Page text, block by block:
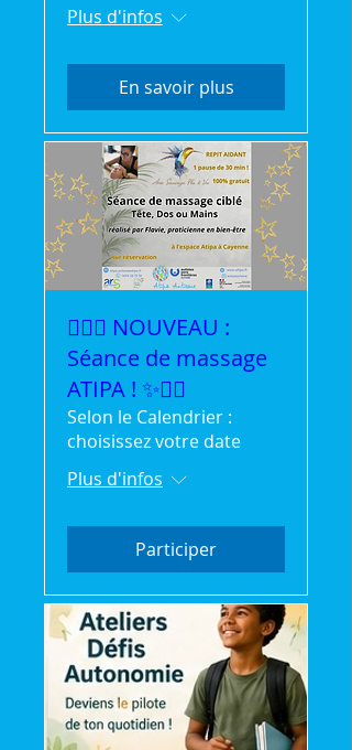
Plus d'infos
En savoir plus
💆‍♀️✨ NOUVEAU :
Séance de massage
ATIPA ! ✨💆‍♂️
Selon le Calendrier :
choisissez votre date
Plus d'infos
Participer